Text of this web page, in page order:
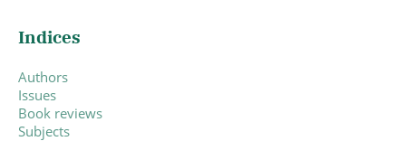
Indices
Authors
Issues
Book reviews
Subjects